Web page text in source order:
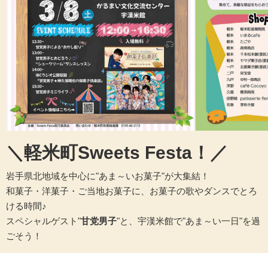
＼軽米町Sweets Festa！／
岩手県北地域を中心に"あま～いお菓子"が大集結！
和菓子・洋菓子・ご当地お菓子に、お菓子の歌やダンスでとろ
ける時間♪
スペシャルゲスト"甘党男子"と、宇漢米館で"あま～い一日"を過
ごそう！